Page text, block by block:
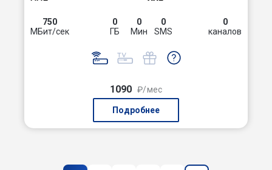
750
МБит/сек
0
ГБ
0
Мин
0
SMS
0
каналов
1090 ₽/мес
Подробнее